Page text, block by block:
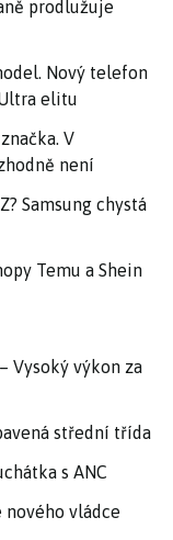
prodlužuje
Nový telefon
elitu
V
není
Samsung chystá
Temu a Shein
Vysoký výkon za
střední třída
s ANC
nového vládce